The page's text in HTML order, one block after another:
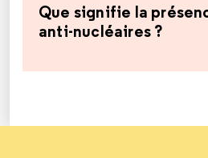
Que signifie la
anti-nucléaires ?